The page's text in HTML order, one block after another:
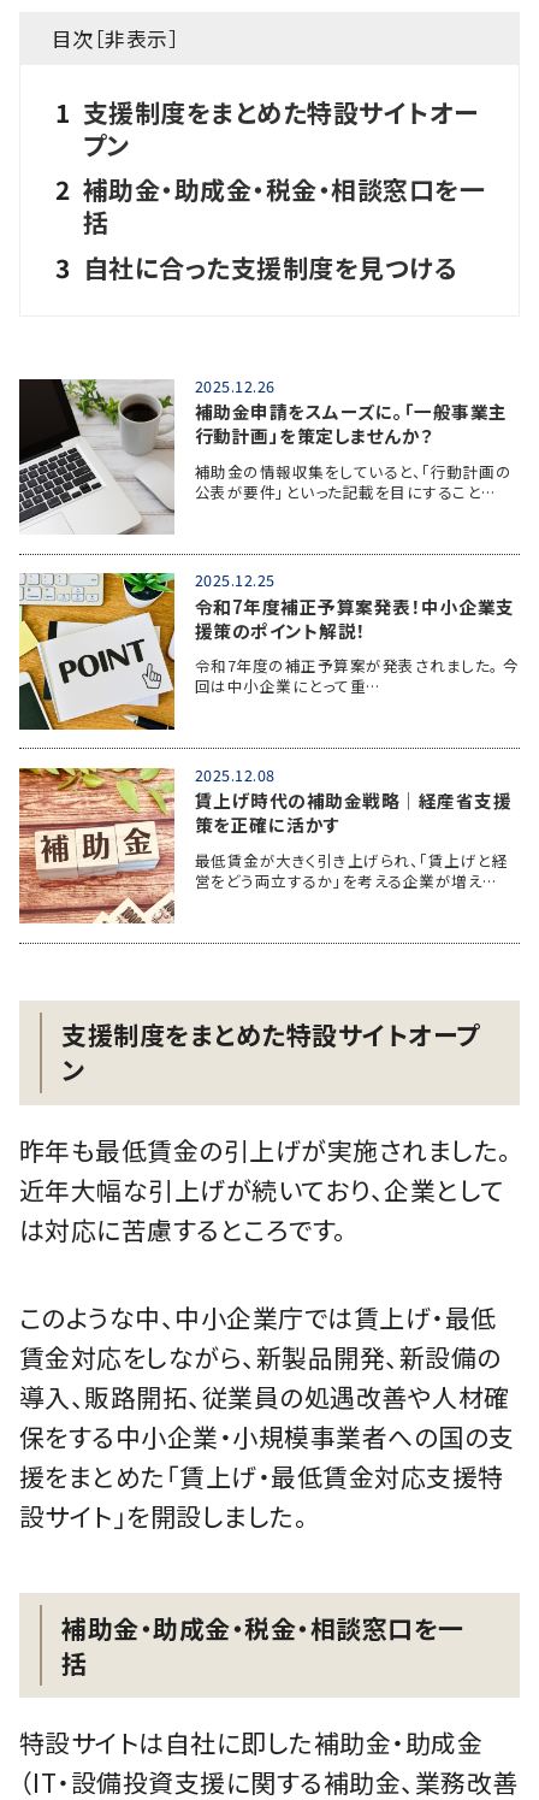
目次［非表示］
1 支援制度をまとめた特設サイトオー
プン
2 補助金・助成金・税金・相談窓口を一
括
3 自社に合った支援制度を見つける
2025.12.26
補助金申請をスムーズに。「一般事業主
行動計画」を策定しませんか？
補助金の情報収集をしていると、「行動計画の
公表が要件」といった記載を目にすること…
2025.12.25
令和7年度補正予算案発表！中小企業支
援策のポイント解説！
令和7年度の補正予算案が発表されました。 今
回は中小企業にとって重…
2025.12.08
賃上げ時代の補助金戦略│経産省支援
策を正確に活かす
最低賃金が大きく引き上げられ、「賃上げと経
営をどう両立するか」を考える企業が増え…
支援制度をまとめた特設サイトオープ
ン
昨年も最低賃金の引上げが実施されました。
近年大幅な引上げが続いており、企業として
は対応に苦慮するところです。
このような中、中小企業庁では賃上げ・最低
賃金対応をしながら、新製品開発、新設備の
導入、販路開拓、従業員の処遇改善や人材確
保をする中小企業・小規模事業者への国の支
援をまとめた「賃上げ・最低賃金対応支援特
設サイト」を開設しました。
補助金・助成金・税金・相談窓口を一
括
特設サイトは自社に即した補助金・助成金
（IT・設備投資支援に関する補助金、業務改善